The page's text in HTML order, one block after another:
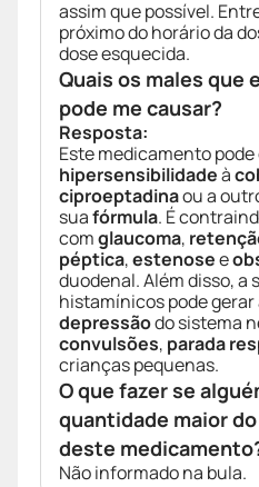
assim que possível.
próximo do horário da
dose esquecida.
Quais os males que
pode me causar?
Resposta:
Este medicamento
hipersensibilidadeà
ciproeptadinaou a
suafórmula. É
comglaucoma,
péptica,estenosee
duodenal. Além disso, a
histamínicos pode gerar
depressãodo sistema
convulsões, parada
crianças pequenas.
O que fazer se
quantidade maior
deste
Não informado na bula.